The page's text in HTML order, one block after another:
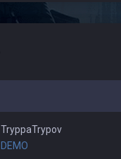
TryppaTrypov
DEMO